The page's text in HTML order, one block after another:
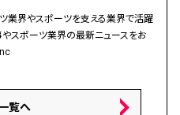
業界やスポーツを支える業界で活躍
スポーツ業界の最新ニュースをお
覧へ